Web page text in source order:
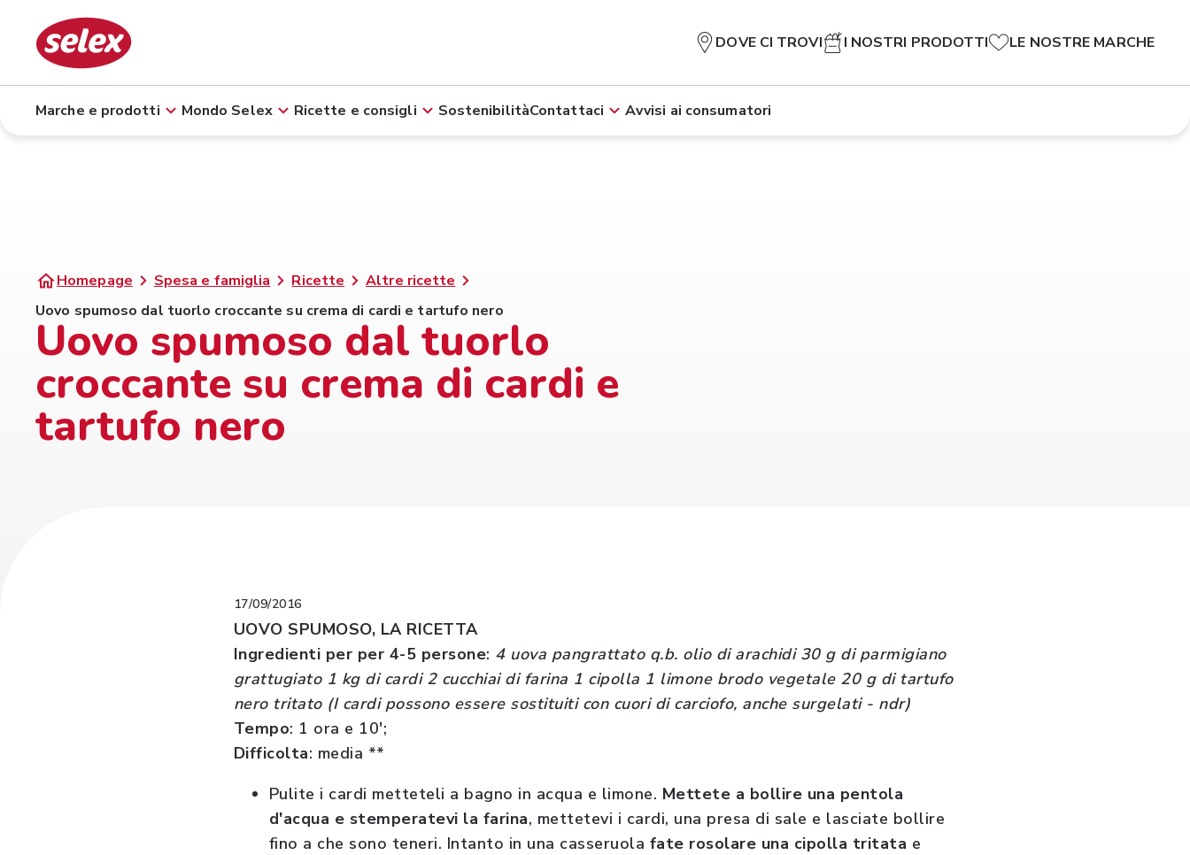
DOVE CI TROVI I NOSTRI PRODOTTI LE NOSTRE MARCHE
Marche e prodotti Mondo Selex Ricette e consigli SostenibilitàContattaci Avvisi ai consumatori
Homepage Spesa e famiglia Ricette
Altre ricette
Uovo spumoso dal tuorlo croccante su crema di cardi e tartufo nero
Uovo spumoso dal tuorlo
croccante su crema di cardi e
tartufo nero
17/09/2016
UOVO SPUMOSO, LA RICETTA
Ingredienti per per 4-5 persone: 4 uova pangrattato q.b. olio di arachidi 30 g di parmigiano
grattugiato 1 kg di cardi 2 cucchiai di farina 1 cipolla 1 limone brodo vegetale 20 g di tartufo
nero tritato (I cardi possono essere sostituiti con cuori di carciofo, anche surgelati - ndr)
Tempo: 1 ora e 10';
Difficolta: media **
Pulite i cardi metteteli a bagno in acqua e limone. Mettete a bollire una pentola
d'acqua e stemperatevi la farina, mettetevi i cardi, una presa di sale e lasciate bollire
fino a che sono teneri. Intanto in una casseruola fate rosolare una cipolla tritata e